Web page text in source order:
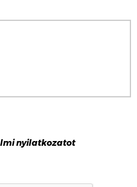
nyilatkozatot